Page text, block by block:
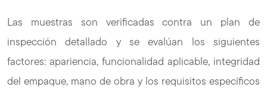
Las muestras son verificadas contra un plan de
inspección detallado y se evalúan los siguientes
factores: apariencia, funcionalidad aplicable, integridad
del empaque, mano de obra y los requisitos específicos